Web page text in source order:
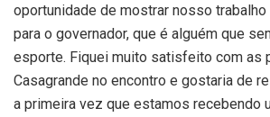
oportunidade de mostrar nosso
para o governador, que é alguém que
esporte. Fiquei muito satisfeito com as
Casagrande no encontro e gostaria de
a primeira vez que estamos recebendo